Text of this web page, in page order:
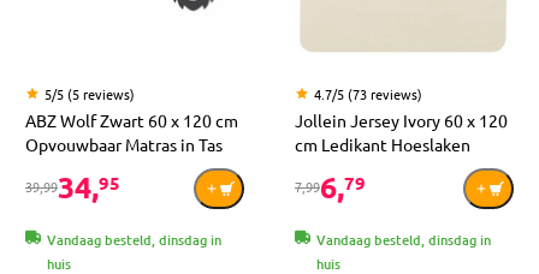
5/5 (5 reviews)
ABZ Wolf Zwart 60 x 120 cm
Opvouwbaar Matras in Tas
39,9934,95
Vandaag besteld, dinsdag in
huis
4.7/5 (73 reviews)
Jollein Jersey Ivory 60 x 120
cm Ledikant Hoeslaken
7,996,79
Vandaag besteld, dinsdag in
huis